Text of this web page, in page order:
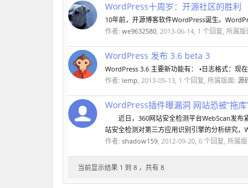
WordPress十周岁：开源社区的胜利
10年前，开源博客软件WordPress诞生。
作者: we9632580, 2013-06-14, 1 个回复, 所属版
WordPress 发布 3.6 beta 3
WordPress 3.6 主要新功能有： •日志格式：
作者: lemp, 2013-05-13, 1 个回复, 所属版面: 源
WordPress插件曝漏洞 网站恐被“拖库
近日，360网站安全检测平台WebScan发布
站安全检测对第三方应用识别引擎的分析研究
作者: shadow159, 2012-09-20, 0 个回复, 所属
当前显示结果 1 到 8 ，共有 8